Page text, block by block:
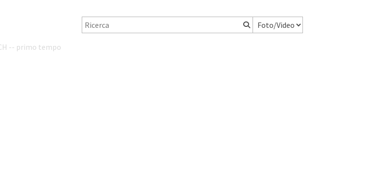
THE MATCH -- primo tempo